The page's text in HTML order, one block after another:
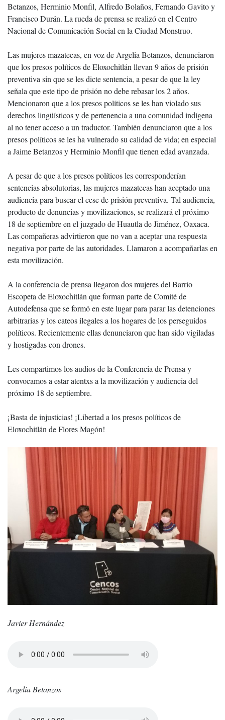
Betanzos, Herminio Monfil, Alfredo Bolaños, Fernando Gavito y
Francisco Durán. La rueda de prensa se realizó en el Centro
Nacional de Comunicación Social en la Ciudad Monstruo.
Las mujeres mazatecas, en voz de Argelia Betanzos, denunciaron
que los presos políticos de Eloxochitlán llevan 9 años de prisión
preventiva sin que se les dicte sentencia, a pesar de que la ley
señala que este tipo de prisión no debe rebasar los 2 años.
Mencionaron que a los presos políticos se les han violado sus
derechos lingüísticos y de pertenencia a una comunidad indígena
al no tener acceso a un traductor. También denunciaron que a los
presos políticos se les ha vulnerado su calidad de vida; en especial
a Jaime Betanzos y Herminio Monfil que tienen edad avanzada.
A pesar de que a los presos políticos les corresponderían
sentencias absolutorias, las mujeres mazatecas han aceptado una
audiencia para buscar el cese de prisión preventiva. Tal audiencia,
producto de denuncias y movilizaciones, se realizará el próximo
18 de septiembre en el juzgado de Huautla de Jiménez, Oaxaca.
Las compañeras advirtieron que no van a aceptar una respuesta
negativa por parte de las autoridades. Llamaron a acompañarlas en
esta movilización.
A la conferencia de prensa llegaron dos mujeres del Barrio
Escopeta de Eloxochitlán que forman parte de Comité de
Autodefensa que se formó en este lugar para parar las detenciones
arbitrarias y los cateos ilegales a los hogares de los perseguidos
políticos. Recientemente ellas denunciaron que han sido vigiladas
y hostigadas con drones.
Les compartimos los audios de la Conferencia de Prensa y
convocamos a estar atentxs a la movilización y audiencia del
próximo 18 de septiembre.
¡Basta de injusticias! ¡Libertad a los presos políticos de
Eloxochitlán de Flores Magón!
Javier Hernández
Argelia Betanzos